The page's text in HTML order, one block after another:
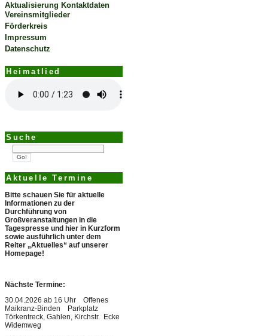
Aktualisierung Kontaktdaten
Vereinsmitglieder
Förderkreis
Impressum
Datenschutz
Heimatlied
Suche
Aktuelle Termine
Bitte schauen Sie für aktuelle
Informationen zu der
Durchführung von
Großveranstaltungen in die
Tagespresse und hier in Kurzform
sowie ausführlich unter dem
Reiter „Aktuelles“ auf unserer
Homepage!
Nächste Termine:
30.04.2026 ab 16 Uhr Offenes
Maikranz-Binden Parkplatz
Törkentreck, Gahlen, Kirchstr. Ecke
Widemweg